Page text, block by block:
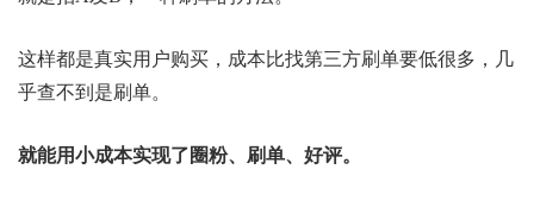
这样都是真实用户购买，成本比找第三方刷单要低很多， 几
乎查不到是刷单。
就能用小成本实现了圈粉、刷单、好评。